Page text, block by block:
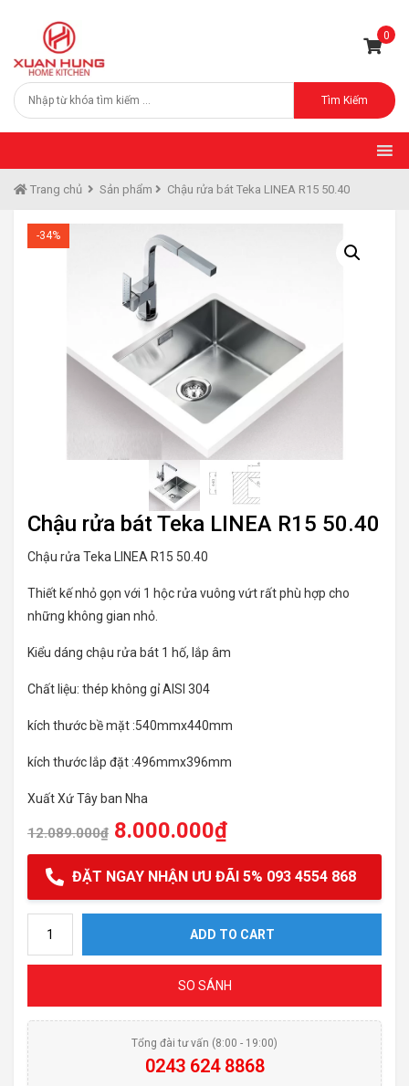
0
Tìm Kiếm
Trang chủ Sản phẩm Chậu rửa bát Teka LINEA R15 50.40
-34%
Chậu rửa bát Teka LINEA R15 50.40
Chậu rửa Teka LINEA R15 50.40
Thiết kế nhỏ gọn với 1 hộc rửa vuông vứt rất phù hợp cho
những không gian nhỏ.
Kiểu dáng chậu rửa bát 1 hố, lắp âm
Chất liệu: thép không gỉ AISI 304
kích thước bề mặt :540mmx440mm
kích thước lắp đặt :496mmx396mm
Xuất Xứ Tây ban Nha
12.089.000₫ 8.000.000₫
ĐẶT NGAY NHẬN ƯU ĐÃI 5% 093 4554 868
ADD TO CART
SO SÁNH
Tổng đài tư vấn (8:00 - 19:00)
0243 624 8868